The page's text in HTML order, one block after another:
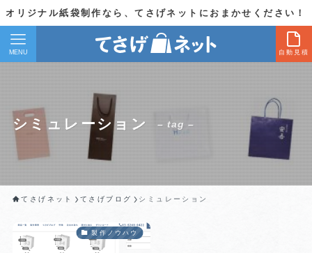
オリジナル紙袋制作なら、てさげネットにおまかせください！
自動見積
MENU
シミュレーション – tag –
てさげネット てさげブログ シミュレーション
製作ノウハウ